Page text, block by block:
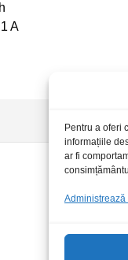
Pentru a oferi
informațiile
ar fi
Administrează
A